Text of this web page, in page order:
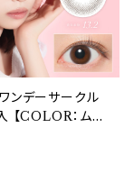
ンデーサークル
【COLOR：ムー
】14.1mm ReVI
【KIM C